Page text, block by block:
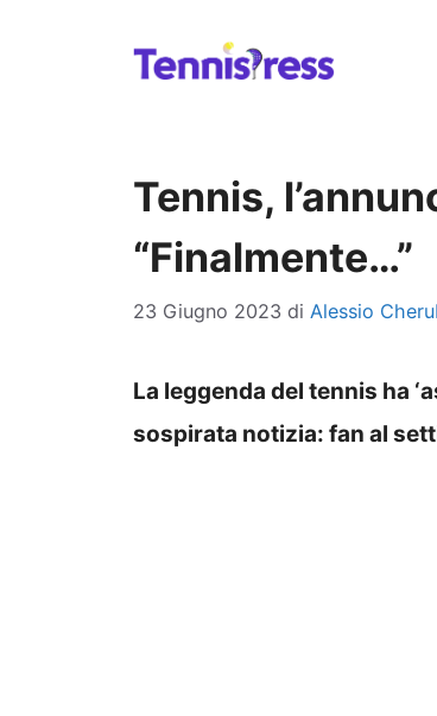
Tennis,
“Finalmente…”
23 Giugno 2023 di Alessio
La leggenda del tennis ha
sospirata notizia: fan al